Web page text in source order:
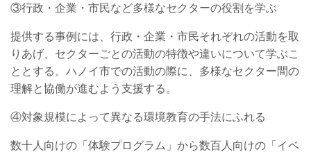
③行政・企業・市民など多様なセクターの役割を学ぶ
提供する事例には、行政・企業・市民それぞれの活動を取
りあげ、セクターごとの活動の特徴や違いについて学ぶこ
ととする。ハノイ市での活動の際に、多様なセクター間の
理解と協働が進むよう支援する。
④対象規模によって異なる環境教育の手法にふれる
数十人向けの「体験プログラム」から数百人向けの「イベ